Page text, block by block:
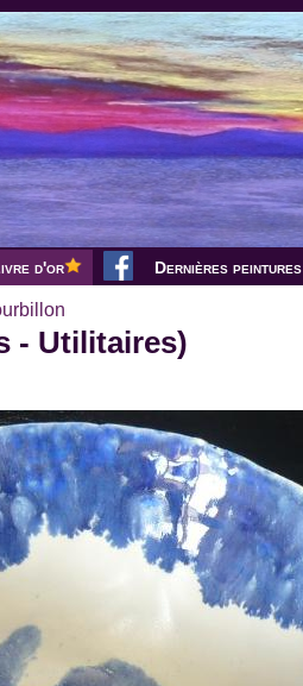
d'or Dernières peintures
- Utilitaires)